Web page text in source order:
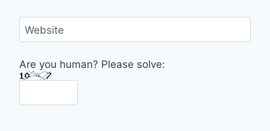
Website
Are you human? Please solve: